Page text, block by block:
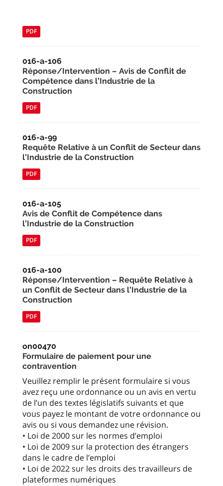
PDF
016-a-106
Réponse/Intervention – Avis de Conflit de
Compétence dans l’Industrie de la
Construction
PDF
016-a-99
Requête Relative à un Conflit de Secteur dans
l’Industrie de la Construction
PDF
016-a-105
Avis de Conflit de Compétence dans
l’Industrie de la Construction
PDF
016-a-100
Réponse/Intervention – Requête Relative à
un Conflit de Secteur dans l’Industrie de la
Construction
PDF
on00470
Formulaire de paiement pour une
contravention
Veuillez remplir le présent formulaire si vous
avez reçu une ordonnance ou un avis en vertu
de l’un des textes législatifs suivants et que
vous payez le montant de votre ordonnance ou
avis ou si vous demandez une révision.
• Loi de 2000 sur les normes d’emploi
• Loi de 2009 sur la protection des étrangers
dans le cadre de l’emploi
• Loi de 2022 sur les droits des travailleurs de
plateformes numériques